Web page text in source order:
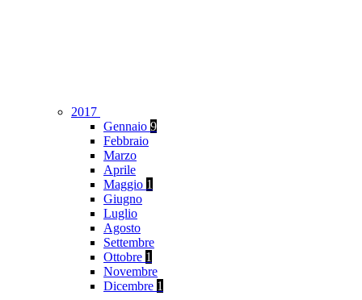
2017
Gennaio 9
Febbraio
Marzo
Aprile
Maggio 1
Giugno
Luglio
Agosto
Settembre
Ottobre 1
Novembre
Dicembre 1